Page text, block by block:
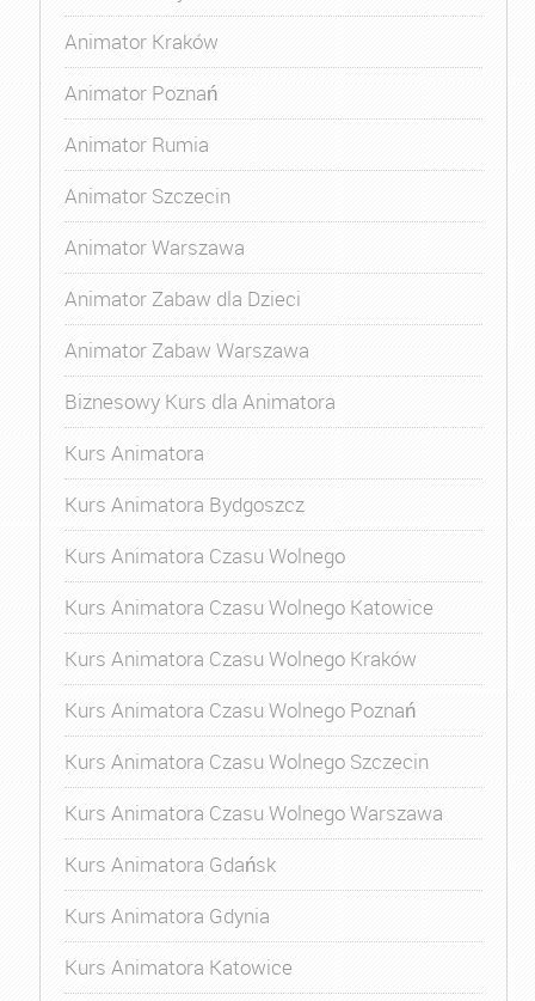
Animator Kraków
Animator Poznań
Animator Rumia
Animator Szczecin
Animator Warszawa
Animator Zabaw dla Dzieci
Animator Zabaw Warszawa
Biznesowy Kurs dla Animatora
Kurs Animatora
Kurs Animatora Bydgoszcz
Kurs Animatora Czasu Wolnego
Kurs Animatora Czasu Wolnego Katowice
Kurs Animatora Czasu Wolnego Kraków
Kurs Animatora Czasu Wolnego Poznań
Kurs Animatora Czasu Wolnego Szczecin
Kurs Animatora Czasu Wolnego Warszawa
Kurs Animatora Gdańsk
Kurs Animatora Gdynia
Kurs Animatora Katowice